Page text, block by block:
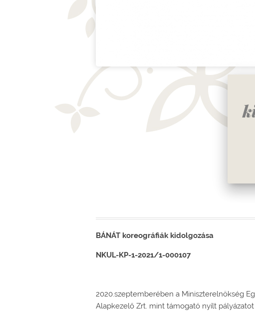
BÁNÁT koreográfiák kidolgozása
NKUL-KP-1-2021/1-000107
2020.szeptemberében a Miniszterelnökség
Alapkezelő Zrt. mint támogató nyílt